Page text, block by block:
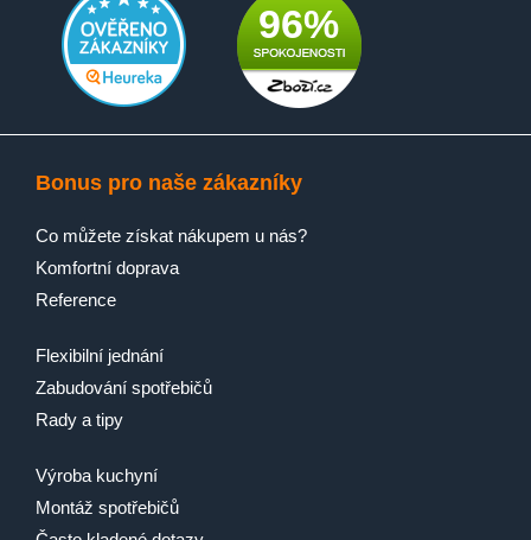
96%
Bonus pro naše zákazníky
Co můžete získat nákupem u nás?
Komfortní doprava
Reference
Flexibilní jednání
Zabudování spotřebičů
Rady a tipy
Výroba kuchyní
Montáž spotřebičů